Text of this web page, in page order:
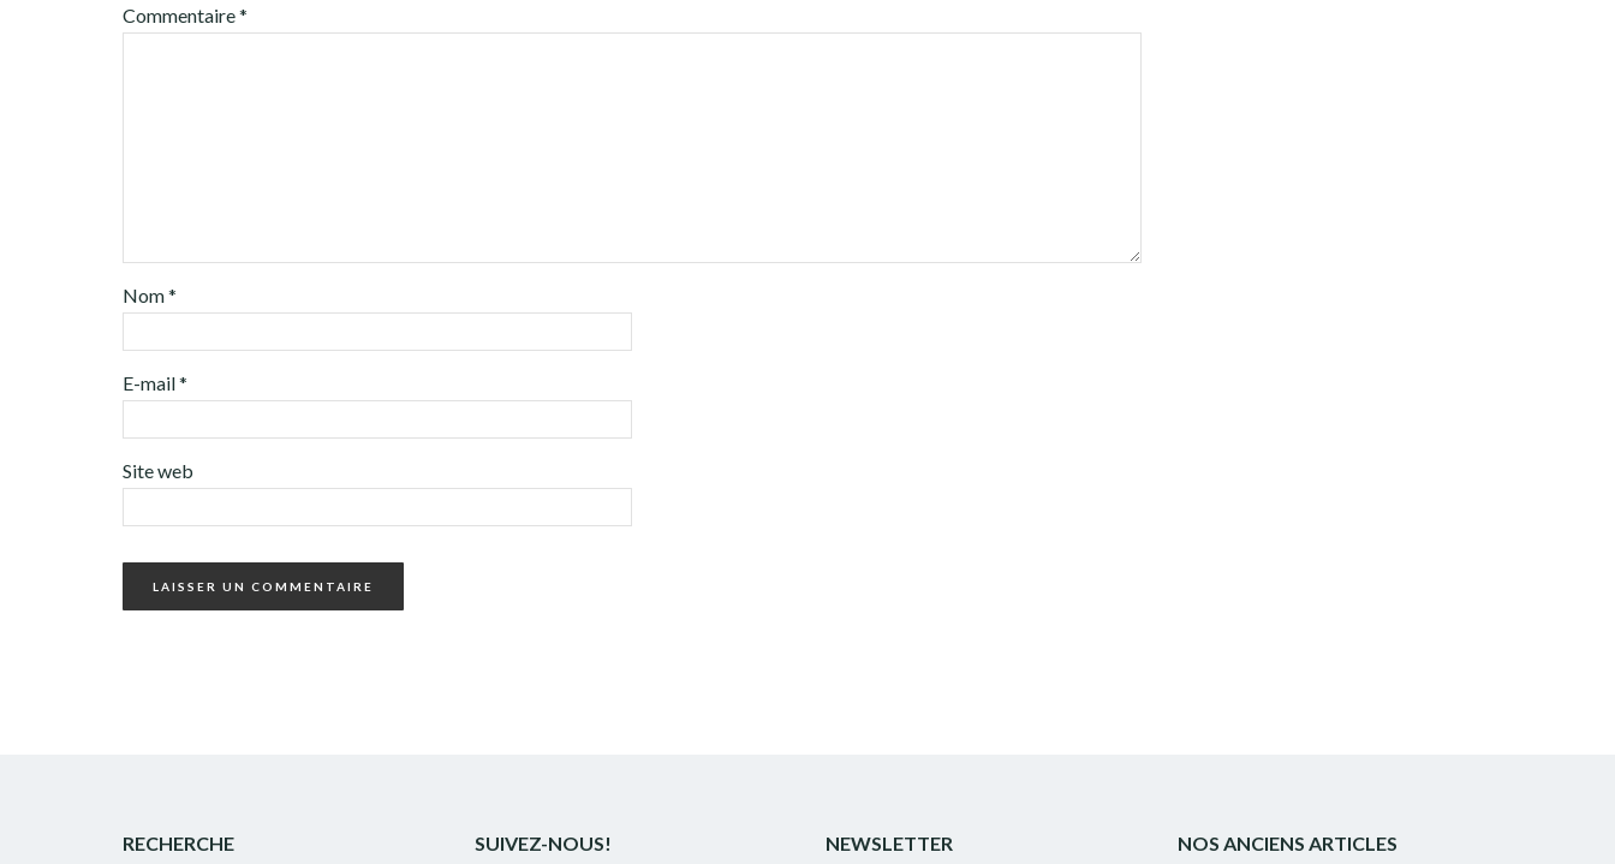
Commentaire*
Nom*
E-mail*
Site web
RECHERCHE SUIVEZ-NOUS! NEWSLETTER NOS ANCIENS ARTICLES